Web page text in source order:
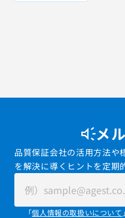
メ
品質保証会社の活用方法や
を解決に導くヒントを定期
「個人情報の取扱いについて